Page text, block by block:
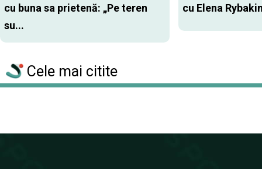
cu buna sa prietenă: „Pe teren
su...
cu Elena
Cele mai citite